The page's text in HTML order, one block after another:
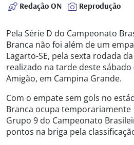
Redação ON
Reprodução
Pela Série D do Campeonato
Branca não foi além de um
Lagarto-SE, pela sexta rodada
realizado na tarde deste sábado
Amigão, em Campina Grande.
Com o empate sem gols no
Branca ocupa
Grupo 9 do Campeonato
pontos na briga pela